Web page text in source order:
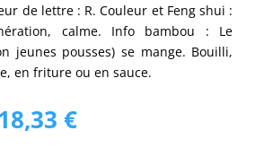
de lettre : R. Couleur et Feng shui :
calme. Info bambou : Le
jeunes pousses) se mange. Bouilli,
en friture ou en sauce.
prix
€Le
prix